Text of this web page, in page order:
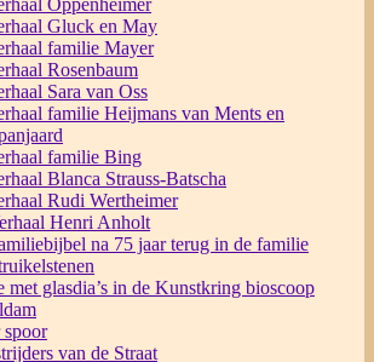
Oppenheimer
Gluck en May
familie Mayer
Rosenbaum
Sara van Oss
familie Heijmans van Ments en
familie Bing
Blanca Strauss-Batscha
Rudi Wertheimer
Henri Anholt
na 75 jaar terug in de familie
met glasdia’s in de Kunstkring bioscoop
spoor
van de Straat